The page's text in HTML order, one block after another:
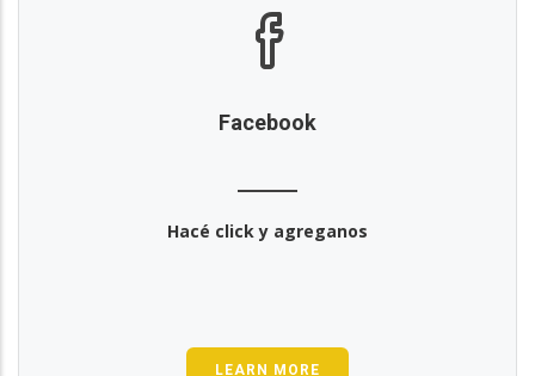
Facebook
Hacé click y agreganos
LEARN MORE